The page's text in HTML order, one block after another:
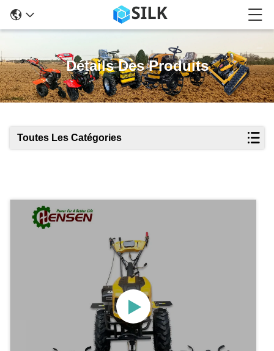
Détails Des Produits
Toutes Les Catégories